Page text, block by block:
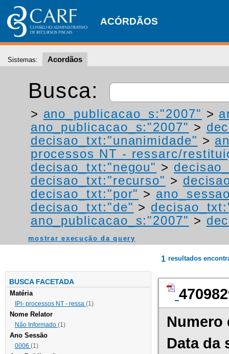
ACÓRDÃOS
Sistemas: Acordãos
Busca:
> ano_publicacao_s:"2007" >
ano_publicacao_s:"2007" >
decisao_txt:"unanimidade" >
processos NT - ressarc/
decisao_txt:"negou" >
decisao_txt:"recurso" >
decisao_txt:"por" >
decisao_txt:"de" >
ano_publicacao_s:"2007" >
mostrar execução da query
BUSCA FACETADA
Matéria
IPI- processos NT - ressa (1)
Nome Relator
Não Informado (1)
Ano Sessão
0006 (1)
1 resultados
Numero
Data da